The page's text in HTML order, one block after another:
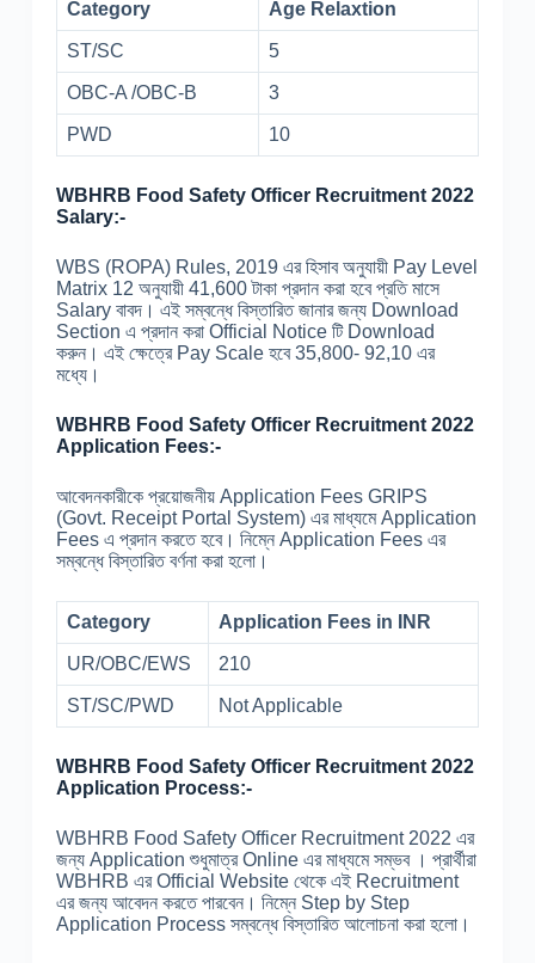
Category Age Relaxtion
ST/SC 5
OBC-A /OBC-B 3
PWD 10
WBHRB Food Safety Officer Recruitment 2022
Salary:-
WBS (ROPA) Rules, 2019 এর হিসাব অনুযায়ী Pay Level
Matrix 12 অনুযায়ী 41,600 টাকা প্রদান করা হবে প্রতি মাসে
Salary বাবদ। এই সম্বন্ধে বিস্তারিত জানার জন্য Download
Section এ প্রদান করা Official Notice টি Download
করুন। এই ক্ষেত্রে Pay Scale হবে 35,800- 92,10 এর
মধ্যে।
WBHRB Food Safety Officer Recruitment 2022
Application Fees:-
আবেদনকারীকে প্রয়োজনীয় Application Fees GRIPS
(Govt. Receipt Portal System) এর মাধ্যমে Application
Fees এ প্রদান করতে হবে। নিম্নে Application Fees এর
সম্বন্ধে বিস্তারিত বর্ণনা করা হলো।
Category Application Fees in INR
UR/OBC/EWS 210
ST/SC/PWD Not Applicable
WBHRB Food Safety Officer Recruitment 2022
Application Process:-
WBHRB Food Safety Officer Recruitment 2022 এর
জন্য Application শুধুমাত্র Online এর মাধ্যমে সম্ভব । প্রার্থীরা
WBHRB এর Official Website থেকে এই Recruitment
এর জন্য আবেদন করতে পারবেন। নিম্নে Step by Step
Application Process সম্বন্ধে বিস্তারিত আলোচনা করা হলো।